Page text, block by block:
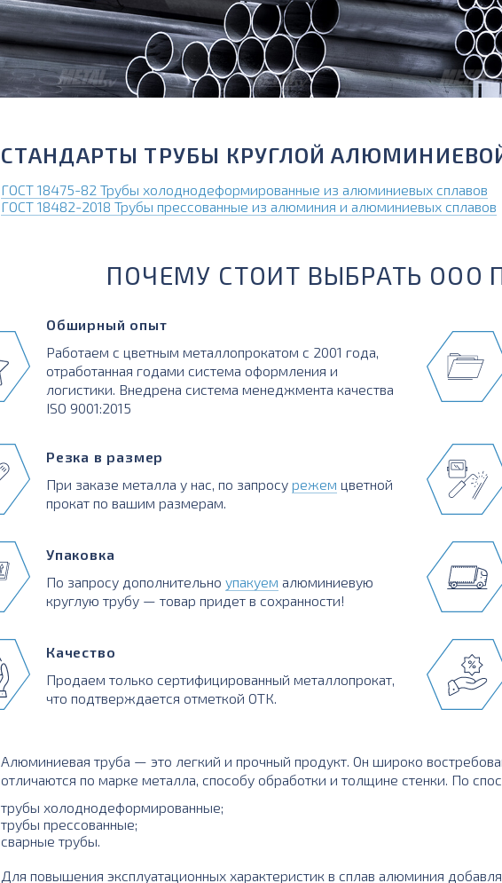
СТАНДАРТЫ ТРУБЫ КРУГЛОЙ
ГОСТ 18475-82 Трубы холоднодеформированные из алюминиевых сплавов
ГОСТ 18482-2018 Трубы прессованные из алюминия и алюминиевых сплавов
ПОЧЕМУ СТОИТ ВЫБРАТЬ ООО
Обширный опыт
Работаем с цветным металлопрокатом с 2001 года,
отработанная годами система оформления и
логистики. Внедрена система менеджмента качества
ISO 9001:2015
Резка в размер
При заказе металла у нас, по запросу режем цветной
прокат по вашим размерам.
Упаковка
По запросу дополнительно упакуем алюминиевую
круглую трубу — товар придет в сохранности!
Качество
Продаем только сертифицированный металлопрокат,
что подтверждается отметкой ОТК.
Алюминиевая труба — это легкий и прочный продукт. Он широко
отличаются по марке металла, способу обработки и толщине стенки. По
трубы холоднодеформированные;
трубы прессованные;
сварные трубы.
Для повышения эксплуатационных характеристик в сплав алюминия